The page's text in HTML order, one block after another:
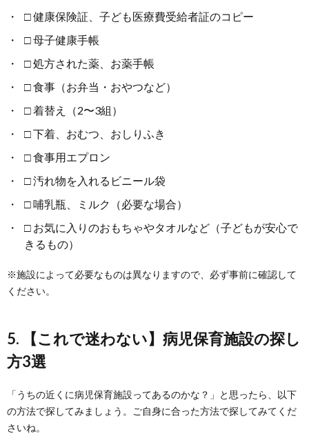
□ 健康保険証、子ども医療費受給者証のコピー
□ 母子健康手帳
□ 処方された薬、お薬手帳
□ 食事（お弁当・おやつなど）
□ 着替え（2〜3組）
□ 下着、おむつ、おしりふき
□ 食事用エプロン
□ 汚れ物を入れるビニール袋
□ 哺乳瓶、ミルク（必要な場合）
□ お気に入りのおもちゃやタオルなど（子どもが安心で
きるもの）
※施設によって必要なものは異なりますので、必ず事前に確認して
ください。
5. 【これで迷わない】病児保育施設の探し
方3選
「うちの近くに病児保育施設ってあるのかな？」と思ったら、以下
の方法で探してみましょう。ご自身に合った方法で探してみてくだ
さいね。